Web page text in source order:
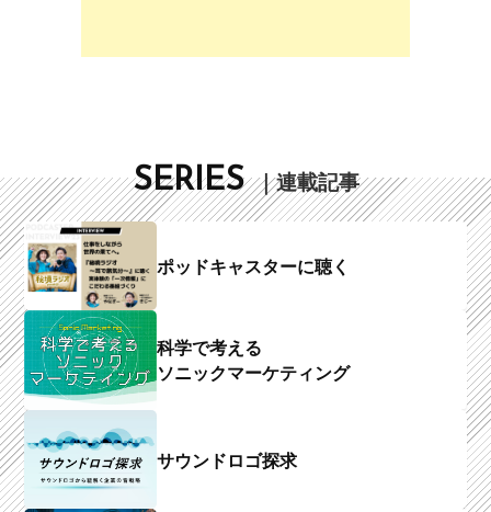
SERIES ｜連載記事
ポッドキャスターに聴く
科学で考える
ソニックマーケティング
サウンドロゴ探求